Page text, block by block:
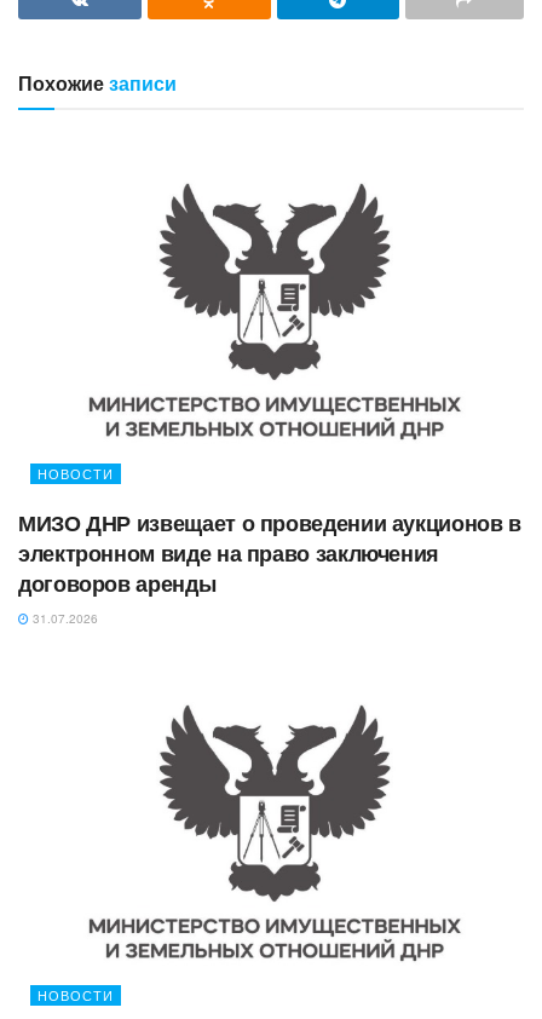
Похожиезаписи
НОВОСТИ
МИЗО ДНР извещает о проведении аукционов в
электронном виде на право заключения
договоров аренды
31.07.2026
НОВОСТИ